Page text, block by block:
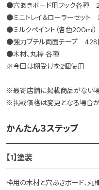
●穴あきボード用フック各種
●ミニトレイ＆ローラーセッ
●ミルクペイント（各色200ml
●強力ブチル両面テープ 428
●木材、丸棒 各種
※今回は棚受けを2個使用
※最寄店舗に掲載商品がない場
※掲載価格は変更となる場合が
かんたん３ステップ
【1】塗装
枠用の木材と穴あきボード、丸